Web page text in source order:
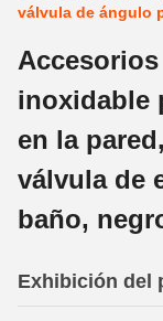
válvula de ángulo
inoxidable
en la
válvula de
baño,
Exhibición del